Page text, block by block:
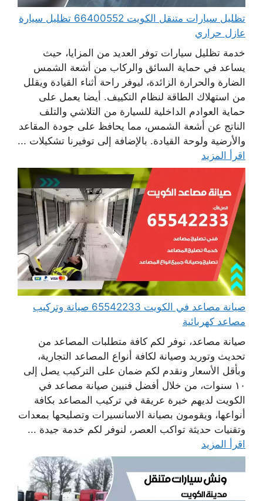
تظليل سيارات متنقل الكويت 66400552 تظليل سيارة
عازل حراري
خدمة تظليل سيارات توفر العديد من المزايا، حيث
يساعد في حماية السائق والركاب من أشعة الشمس
الضارة والحرارة الزائدة، ليوفر راحة أثناء القيادة ويقلل
من استهلاك الطاقة لنظام التكييف. أيضا يعمل على
حماية العوادم الداخلية للسيارة من التلاشي والتلف
الناتج عن أشعة الشمس، مما يحافظ على جودة المقاعد
والأرضية ولوحة القيادة. بالإضافة إلى توفيرنا تشكيلات ...
اقرأ المزيد
صيانة مصاعد في الكويت 65542233 صيانة وتركيب
مصاعد كهربائية
صيانة مصاعد، نوفر لكم كافة متطلبات المصاعد من
تحديث وتوريد وصيانة لكافة أنواع المصاعد التجارية،
وبأقل الأسعار ونقدم لكم ضمان على التركيب يصل إلى
١٠ سنوات، من خلال أفضل فنيين صيانة مصاعد في
الكويت لديهم خبرة عريقة في تركيب المصاعد بكافة
أنواعها، ويقومون بصيانة الاسانسيرات وتصليحها بمعدات
وتقنيات حديثة تواكب العصر، لنوفر لكم خدمة جيدة ...
اقرأ المزيد